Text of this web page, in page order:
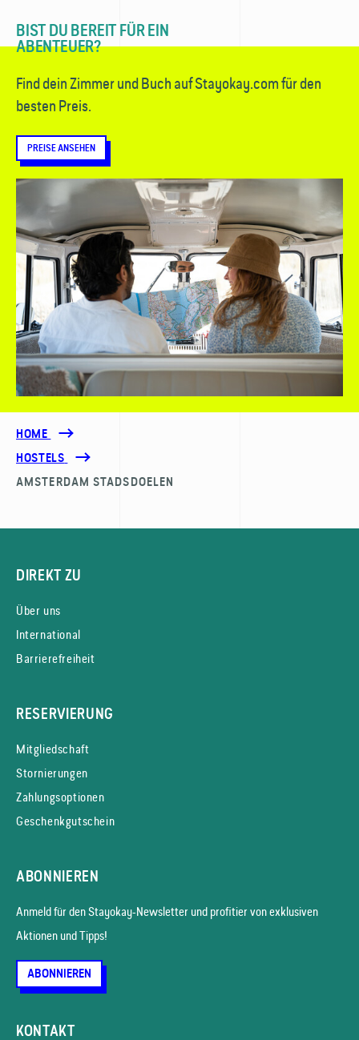
BIST DU BEREIT FÜR EIN
ABENTEUER?
Find dein Zimmer und Buch auf Stayokay.com für den
besten Preis.
PREISE ANSEHEN
HOME
HOSTELS
AMSTERDAM STADSDOELEN
DIREKT ZU
Über uns
International
Barrierefreiheit
RESERVIERUNG
Mitgliedschaft
Stornierungen
Zahlungsoptionen
Geschenkgutschein
ABONNIEREN
Anmeld für den Stayokay-News­letter und profitier von exklusiven
Aktionen und Tipps!
ABONNIEREN
KONTAKT